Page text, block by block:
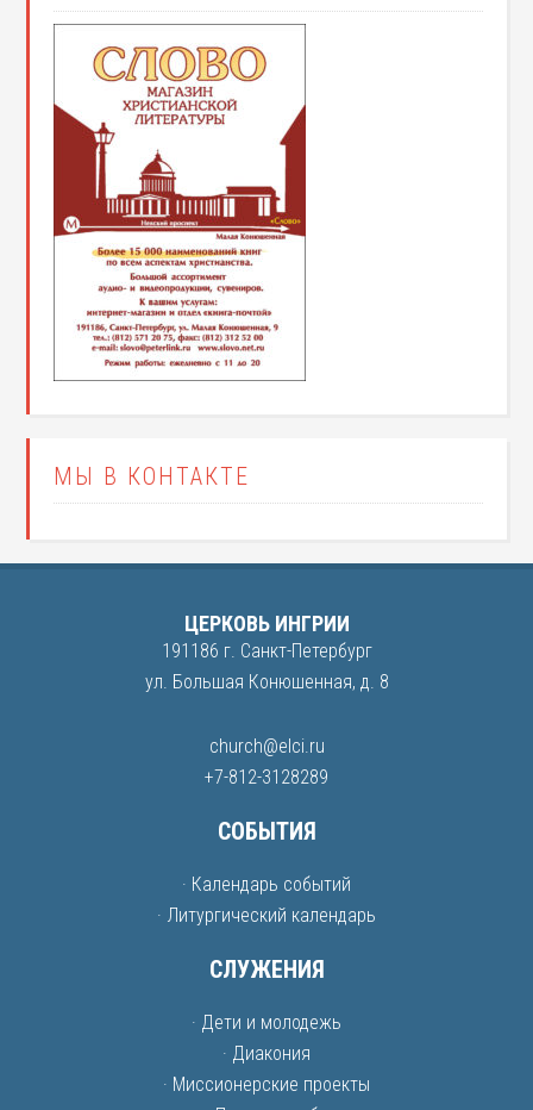
МЫ В КОНТАКТЕ
ЦЕРКОВЬ ИНГРИИ
191186 г. Санкт-Петербург
ул. Большая Конюшенная, д. 8
church@elci.ru
+7-812-3128289
СОБЫТИЯ
· Календарь событий
· Литургический календарь
СЛУЖЕНИЯ
· Дети и молодежь
· Диакония
· Миссионерские проекты